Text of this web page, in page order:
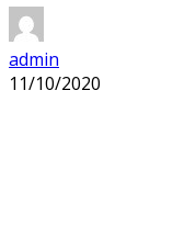
admin
11/10/2020